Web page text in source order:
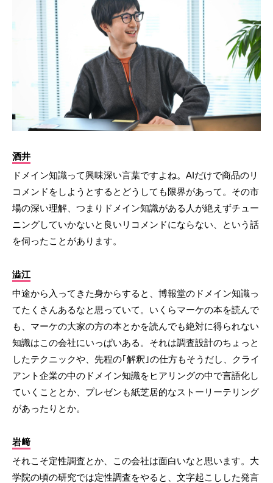
酒井
ドメイン知識って興味深い言葉ですよね。AIだけで商品のリ
コメンドをしようとするとどうしても限界があって。その市
場の深い理解、つまりドメイン知識がある人が絶えずチュー
ニングしていかないと良いリコメンドにならない、という話
を伺ったことがあります。
澁江
中途から入ってきた身からすると、博報堂のドメイン知識っ
てたくさんあるなと思っていて。いくらマーケの本を読んで
も、マーケの大家の方の本とかを読んでも絶対に得られない
知識はこの会社にいっぱいある。それは調査設計のちょっと
したテクニックや、先程の｢解釈｣の仕方もそうだし、クライ
アント企業の中のドメイン知識をヒアリングの中で言語化し
ていくこととか、プレゼンも紙芝居的なストーリーテリング
があったりとか。
岩﨑
それこそ定性調査とか、この会社は面白いなと思います。大
学院の頃の研究では定性調査をやると、文字起こしした発言